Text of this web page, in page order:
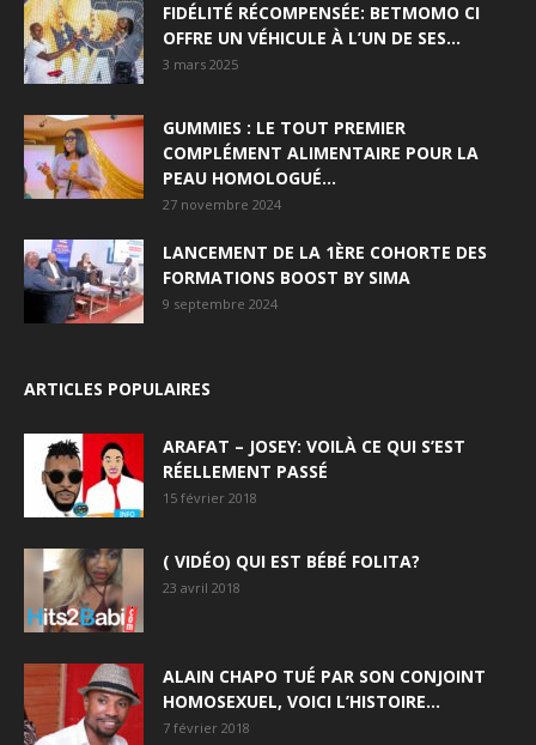
FIDÉLITÉ RÉCOMPENSÉE: BETMOMO CI
OFFRE UN VÉHICULE À L’UN DE SES...
3 mars 2025
GUMMIES : LE TOUT PREMIER
COMPLÉMENT ALIMENTAIRE POUR LA
PEAU HOMOLOGUÉ...
27 novembre 2024
LANCEMENT DE LA 1ÈRE COHORTE DES
FORMATIONS BOOST BY SIMA
9 septembre 2024
ARTICLES POPULAIRES
ARAFAT – JOSEY: VOILÀ CE QUI S’EST
RÉELLEMENT PASSÉ
15 février 2018
( VIDÉO) QUI EST BÉBÉ FOLITA?
23 avril 2018
ALAIN CHAPO TUÉ PAR SON CONJOINT
HOMOSEXUEL, VOICI L’HISTOIRE…
7 février 2018